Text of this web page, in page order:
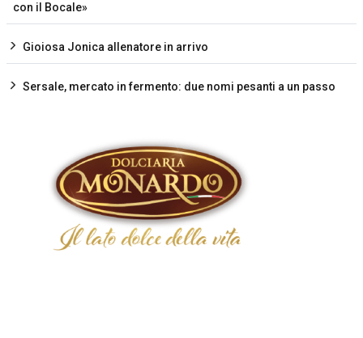
con il Bocale»
Gioiosa Jonica allenatore in arrivo
Sersale, mercato in fermento: due nomi pesanti a un passo